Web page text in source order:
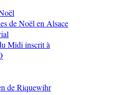
de Noël en Alsace
Midi inscrit à
de Riquewihr